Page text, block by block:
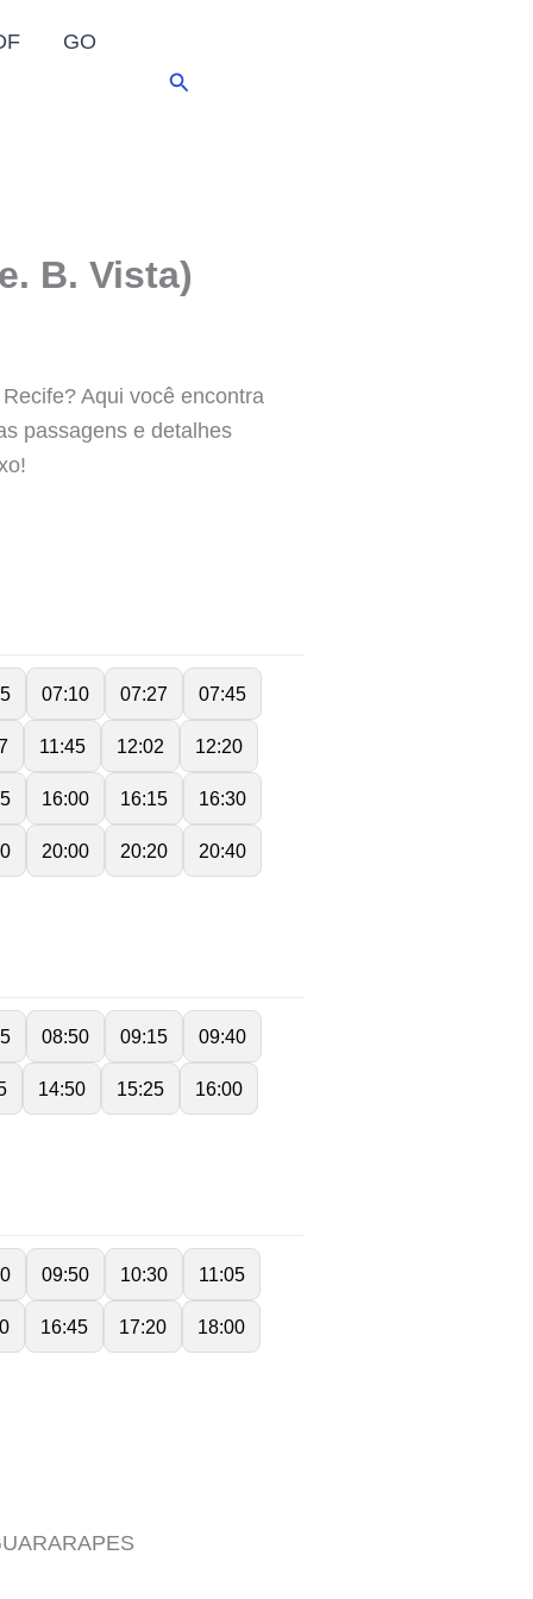
GO
Pesquisar
B. Vista)
Aqui você encontra
passagens e detalhes
07:10 07:27 07:45
11:45 12:02 12:20
16:00 16:15 16:30
20:00 20:20 20:40
08:50 09:15 09:40
14:50 15:25 16:00
09:50 10:30 11:05
16:45 17:20 18:00